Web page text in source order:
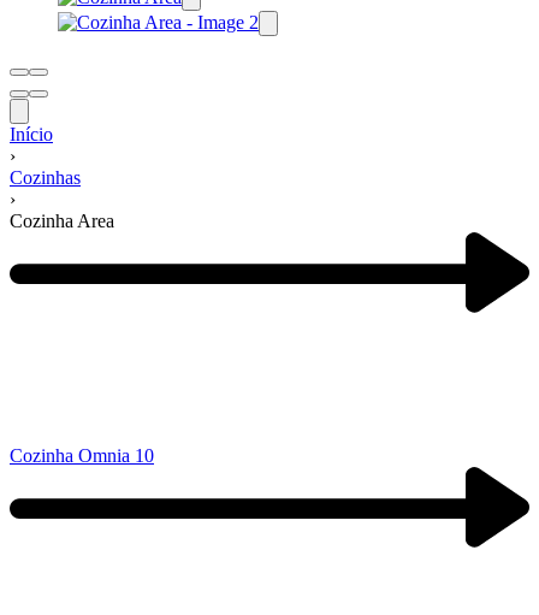
Início
›
Cozinhas
›
Cozinha Area
de
produtos
Cozinha Omnia 10